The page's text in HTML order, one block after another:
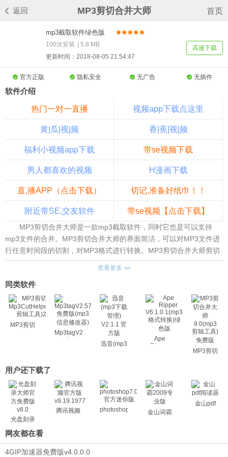
返回 MP3剪切合并大师 首页
高速下载
mp3截取软件绿色版
v11.6
100次安装
5.8 MB
更新时间：2018-08-05 21:54:47
官方正版 隐私安全 无广告 无插件
软件介绍
热门一对一直播 视频app下载点这里
黄|瓜|视|频 香|蕉|视|频
福利小视频app下载 带se视频下载
男人都喜欢的视频 H漫画下载
直,播APP（点击下载） 切记,准备好纸巾！！
附近带SE,交友软件 带se视频【点击下载】
MP3剪切合并大师是一款mp3截取软件，同时它也是可以支持
mp3文件的合并。MP3剪切合并大师的界面简洁，可以对MP3文件进
行任意时间段的切割，对MP3格式进行转换。MP3剪切合并大师剪切
合并功能，可以让我们很容易把一些动听的音频剪辑成片段，制作成
MP3剪切合并大师支持对MP3文件进行任意时间段的切割，并且
支持MP3, WMA, AMR, AAC,WAV, AVI, WMV, MOV, 3GP, MP4, FLV,
RM, RMVB, VOB, DAT, MPEG, WAV, WMA, ASF以及大部分流行格
式。也可以把多个MP3文件合并成一个文件， 还支持MP3格式的转
换。只需要将你的其他格式文件用MP3剪切合并大师打开，选择好你
想剪切的MP3起始位置和结束位置。
，请
关注软件站。
查看更多
同类软件
MP3剪切
Mp3tagV2.57
迅音(mp3
Ape
Ripper
MP3剪切
免费版
用户还下载了
光盘刻录
大师
腾讯视频 photoshop7.0 金山词霸
金山pdf
网友都在看
4GIP加速器免费版v4.0.0.0